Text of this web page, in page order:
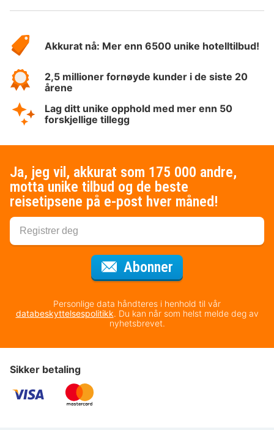
Hotelspecials
Akkurat nå: Mer enn 6500 unike hotelltilbud!
2,5 millioner fornøyde kunder i de siste 20
årene
Lag ditt unike opphold med mer enn 50
forskjellige tillegg
Ja, jeg vil, akkurat som 175 000 andre,
motta unike tilbud og de beste
reisetipsene på e-post hver måned!
Abonner
Personlige data håndteres i henhold til vår
databeskyttelsespolitikk. Du kan når som helst melde deg av
nyhetsbrevet.
Sikker betaling